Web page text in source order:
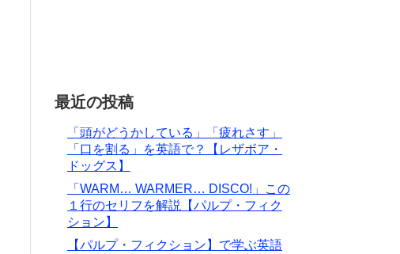
最近の投稿
「頭がどうかしている」「疲れさす」
「口を割る」を英語で？【レザボア・
ドッグス】
「WARM… WARMER… DISCO!」この
１行のセリフを解説【パルプ・フィク
ション】
【パルプ・フィクション】で学ぶ英語